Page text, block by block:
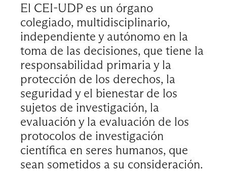
El CEI-UDP es un órgano
colegiado, multidisciplinario,
independiente y autónomo en la
toma de las decisiones, que tiene la
responsabilidad primaria y la
protección de los derechos, la
seguridad y el bienestar de los
sujetos de investigación, la
evaluación y la evaluación de los
protocolos de investigación
científica en seres humanos, que
sean sometidos a su consideración.